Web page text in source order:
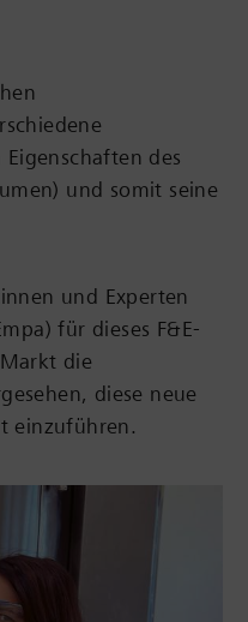
des
und somit seine
und Experten
für dieses F&E-
die
diese neue
einzuführen.